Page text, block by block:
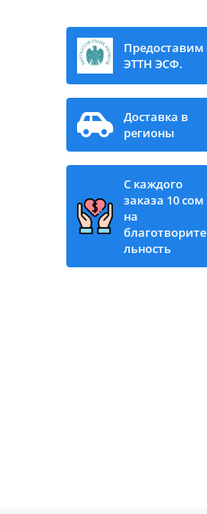
Предоставим
ЭТТН ЭСФ.
Доставка в
регионы
С каждого
заказа 10 сом
на
благотворите
льность